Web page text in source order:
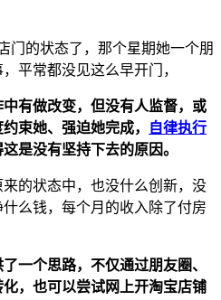
门的状态了，那个星期她一个朋
平常都没见这么早开门，
有做改变，但没有人监督，或
束她、强迫她完成，
自律执行
是没有坚持下去的原因。
的状态中，也没什么创新，没
么钱，每个月的收入除了付房
一个思路，不仅通过朋友圈、
，也可以尝试网上开淘宝店铺